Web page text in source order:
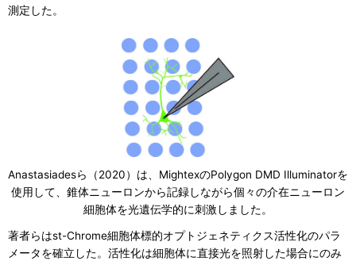
測定した。
Anastasiadesら（2020）は、MightexのPolygon DMD Illuminatorを
使用して、錐体ニューロンから記録しながら個々の介在ニューロン
細胞体を光遺伝学的に刺激しました。
著者らはst-Chrome細胞体標的オプトジェネティクス活性化のパラ
メータを確立した。活性化は細胞体に直接光を照射した場合にのみ